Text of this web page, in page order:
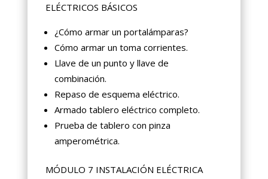
ELÉCTRICOS BÁSICOS
¿Cómo armar un portalámparas?
Cómo armar un toma corrientes.
Llave de un punto y llave de
combinación.
Repaso de esquema eléctrico.
Armado tablero eléctrico completo.
Prueba de tablero con pinza
amperométrica.
MÓDULO 7 INSTALACIÓN ELÉCTRICA